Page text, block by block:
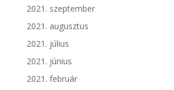
2021. szeptember
2021. augusztus
2021. július
2021. június
2021. február